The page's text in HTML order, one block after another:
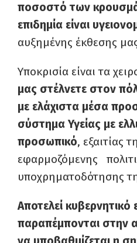
ποσοστό των
επιδημία είναι
αυξημένης έκθεσης
Υποκρισία είναι τα
μας στέλνετε στον
με ελάχιστα μέσα
σύστημα Υγείας με
προσωπικό, εξαιτίας
εφαρμοζόμενης
υποχρηματοδότησης
Αποτελεί
παραπέμπονται στην